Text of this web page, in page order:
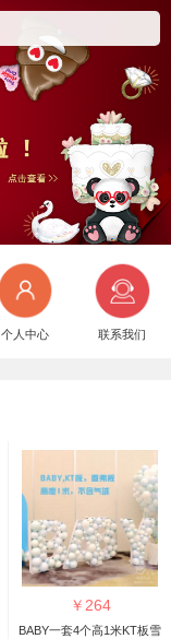
个人中心 联系我们
￥ 264
BABY一套4个高1米KT板雪